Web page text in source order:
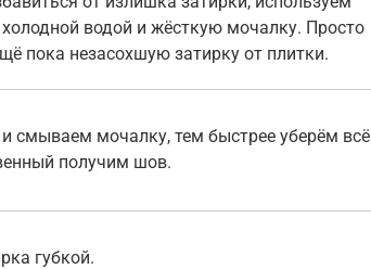
водой и жёсткую мочалку. Просто
пока незасохшую затирку от плитки.
смываем мочалку, тем быстрее уберём всё
получим шов.
губкой.